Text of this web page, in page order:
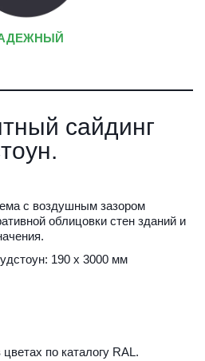
сайдинг
с воздушным зазором
облицовки стен зданий и
190 х 3000 мм
по каталогу RAL.